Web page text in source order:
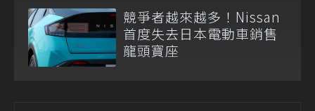
競爭者越來越多！Nissan
首度失去日本電動車銷售
龍頭寶座